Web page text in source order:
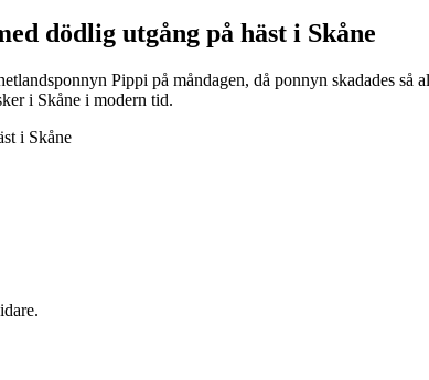
dödlig utgång på häst i Skåne
Pippi på måndagen, då ponnyn skadades
i Skåne i modern tid.